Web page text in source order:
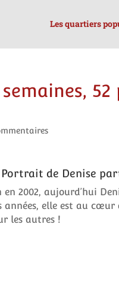
Les quartiers
Portrait de Denise
2002, aujourd’hui
années, elle est au
les autres !